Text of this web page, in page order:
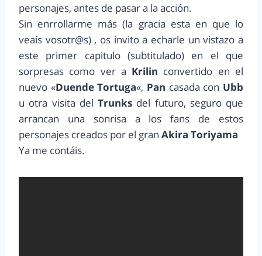
personajes, antes de pasar a la acción.
Sin enrrollarme más (la gracia esta en que lo
veaís vosotr@s) , os invito a echarle un vistazo a
este primer capitulo (subtitulado) en el que
sorpresas como ver a Krilin convertido en el
nuevo «Duende Tortuga«, Pan casada con Ubb
u otra visita del Trunks del futuro, seguro que
arrancan una sonrisa a los fans de estos
personajes creados por el gran Akira Toriyama
Ya me contáis.